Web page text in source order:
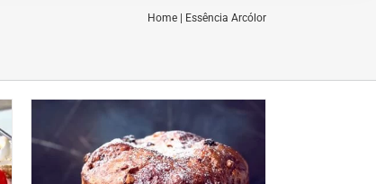
Home Essência Arcólor